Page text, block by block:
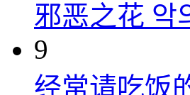
邪恶之花 악
9
经常请吃饭